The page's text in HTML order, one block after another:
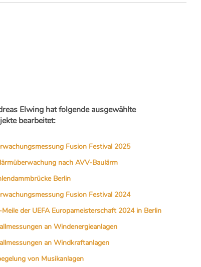
Elwing hat folgende ausgewählte
bearbeitet:
Fusion Festival 2025
nach AVV-Baulärm
Berlin
Fusion Festival 2024
Meile der UEFA Europameisterschaft 2024 in Berlin
an Windenergieanlagen
an Windkraftanlagen
von Musikanlagen